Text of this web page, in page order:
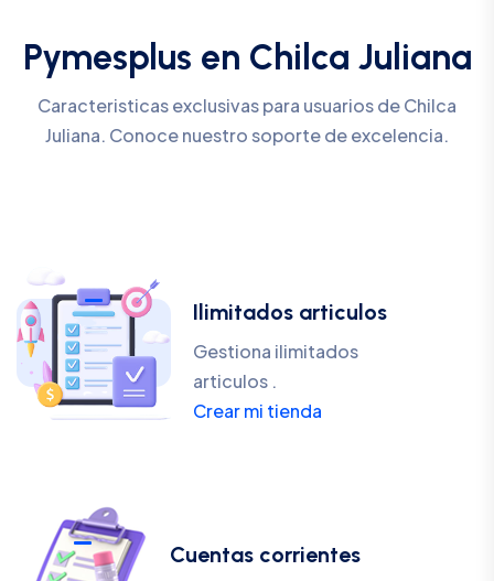
Pymesplus en Chilca Juliana
Caracteristicas exclusivas para usuarios de Chilca
Juliana. Conoce nuestro soporte de excelencia.
Ilimitados articulos
Gestiona ilimitados
articulos .
Crear mi tienda
Cuentas corrientes